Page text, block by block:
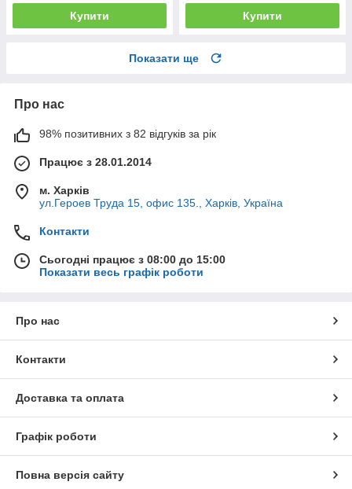
Купити Купити
Показати ще
Про нас
98% позитивних з 82 відгуків за рік
Працює з 28.01.2014
м. Харків
ул.Героев Труда 15, офис 135., Харків, Україна
Контакти
Сьогодні працює з 08:00 до 15:00
Показати весь графік роботи
Про нас
Контакти
Доставка та оплата
Графік роботи
Повна версія сайту